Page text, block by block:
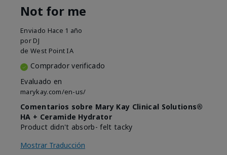
Not for me
Enviado Hace 1 año
por DJ
de West Point IA
Comprador verificado
Evaluado en
marykay.com/en-us/
Comentarios sobre Mary Kay Clinical Solutions®
HA + Ceramide Hydrator
Product didn't absorb- felt tacky
Mostrar Traducción